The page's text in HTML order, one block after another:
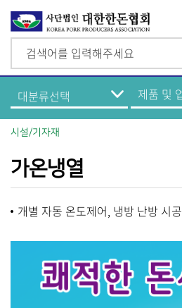
단
모
일
메
뉴
기
업
정
보
뉴
시설/기자재
가온냉열
개별 자동 온도제어, 냉방 난방 시공